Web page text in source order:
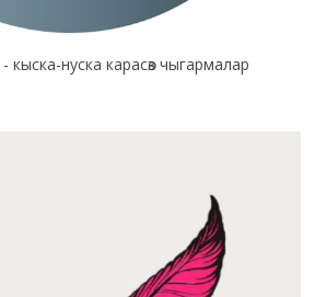
- кыска-нуска карасөз чыгармалар